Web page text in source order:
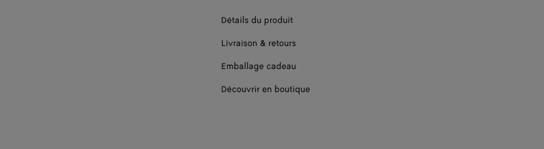
Détails du produit
Livraison & retours
Emballage cadeau
Découvrir en boutique